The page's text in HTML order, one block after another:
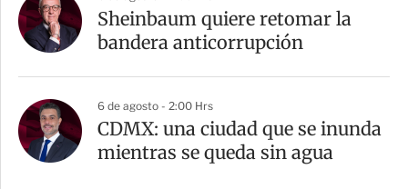
Sheinbaum quiere retomar la
bandera anticorrupción
6 de agosto - 2:00 Hrs
CDMX: una ciudad que se inunda
mientras se queda sin agua